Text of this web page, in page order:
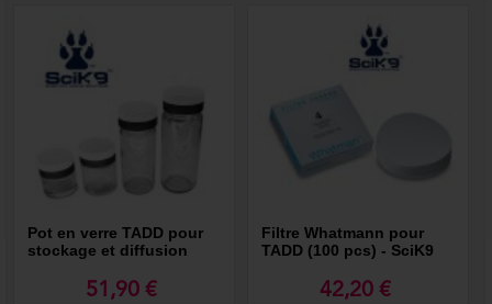
Pot en verre TADD pour
stockage et diffusion
51,90 €
Filtre Whatmann pour
TADD (100 pcs) - SciK9
42,20 €